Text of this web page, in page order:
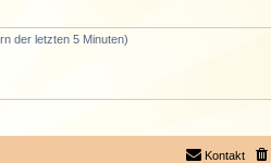
der letzten 5 Minuten)
Kontakt